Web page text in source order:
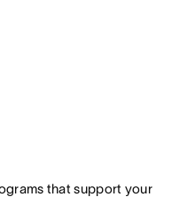
that support your